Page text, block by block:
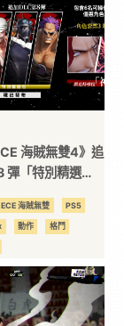
海賊無雙4》追
彈「特別精選
海賊無雙 PS5
動作 格鬥